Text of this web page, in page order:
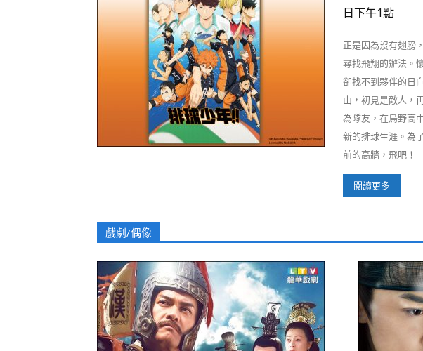
日下午1點
正是因為沒有翅膀
尋找飛翔的辦法。
卻找不到夥伴的日
山，初見是敵人，
為隊友，在烏野高
新的排球生涯。為
前的高牆，飛吧！
閱讀更多
戲劇/偶像